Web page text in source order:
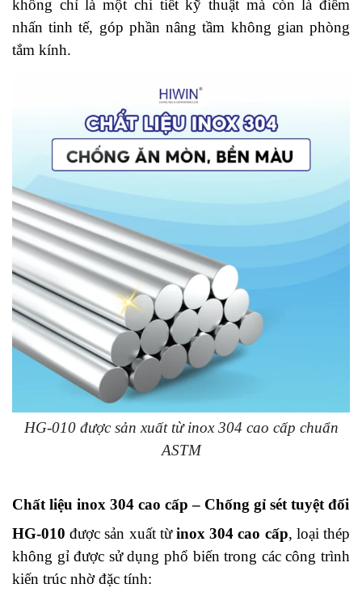
không chỉ là một chi tiết kỹ thuật mà còn là điểm
nhấn tinh tế, góp phần nâng tầm không gian phòng
tắm kính.
HG-010 được sản xuất từ inox 304 cao cấp chuẩn
ASTM
Chất liệu inox 304 cao cấp – Chống gỉ sét tuyệt đối
HG-010 được sản xuất từinox 304 cao cấp, loại thép
không gỉ được sử dụng phổ biến trong các công trình
kiến trúc nhờ đặc tính: